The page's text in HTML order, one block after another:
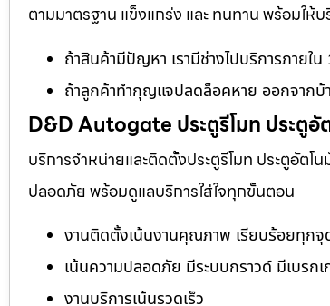
ตามมาตรฐาน แข็งแกร่ง และ ทนทาน พร้อมให้
ถ้าสินค้ามีปัญหา เรามีช่างไปบริการภาย
ถ้าลูกค้าทำกุญแจปลดล็อคหาย ออกจากบ้
D&D Autogate ประตูรีโมท ประตูอั
บริการจำหน่ายและติดตั้งประตูรีโมท ประตูอัต
ปลอดภัย พร้อมดูแลบริการใส่ใจทุกขั้นตอน
งานติดตั้งเน้นงานคุณภาพ เรียบร้อยทุกจุ
เน้นความปลอดภัย มีระบบกราวด์ มีเบรกเ
งานบริการเน้นรวดเร็ว